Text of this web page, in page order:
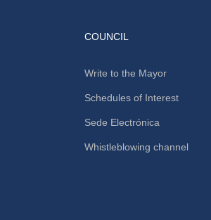
COUNCIL
Write to the Mayor
Schedules of Interest
Sede Electrónica
Whistleblowing channel